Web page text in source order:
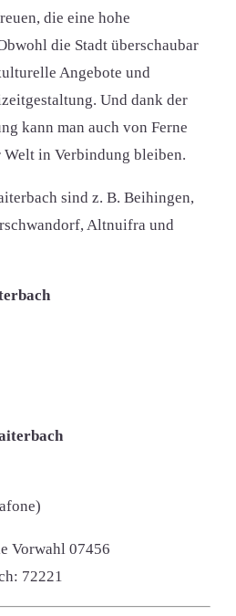
die eine hohe
die Stadt überschaubar
Angebote und
Und dank der
kann man auch von Ferne
in Verbindung bleiben.
sind z. B. Beihingen,
Altnuifra und
Vorwahl 07456
72221